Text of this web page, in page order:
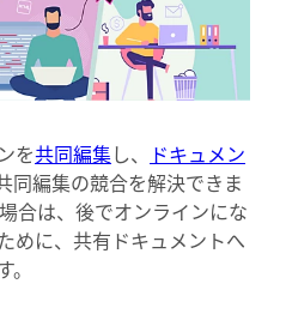
を共同編集し、
ドキュメン
同編集の競合を解決できま
合は、後でオンラインにな
めに、共有ドキュメントへ